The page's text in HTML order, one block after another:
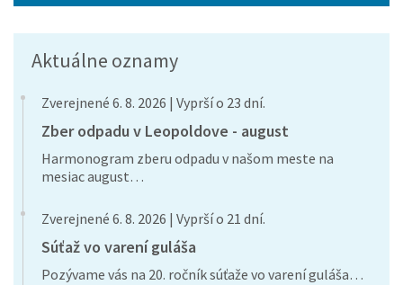
Aktuálne oznamy
Zverejnené 6. 8. 2026 | Vyprší o 23 dní.
Zber odpadu v Leopoldove - august
Harmonogram zberu odpadu v našom meste na
mesiac august…
Zverejnené 6. 8. 2026 | Vyprší o 21 dní.
Súťaž vo varení guláša
Pozývame vás na 20. ročník súťaže vo varení guláša…